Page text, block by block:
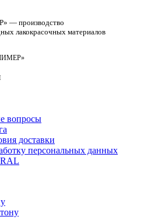
— производство
лакокрасочных материалов
вопросы
доставки
персональных данных